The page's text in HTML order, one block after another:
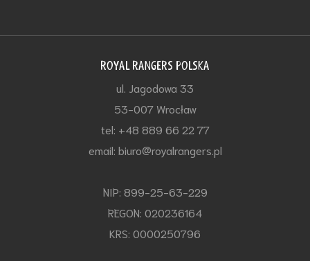
ROYAL RANGERS POLSKA
ul. Jagodowa 33
53-007 Wrocław
tel: +48 889 66 22 77
email: biuro@royalrangers.pl
NIP: 899-25-63-229
REGON: 020236164
KRS: 0000250796